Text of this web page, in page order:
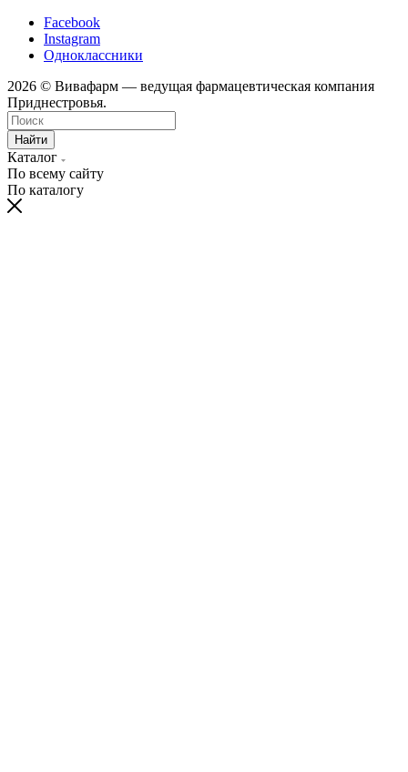
Facebook
Instagram
Одноклассники
2026 © Вивафарм — ведущая фармацевтическая компания
Приднестровья.
Найти
Каталог
По всему сайту
По каталогу